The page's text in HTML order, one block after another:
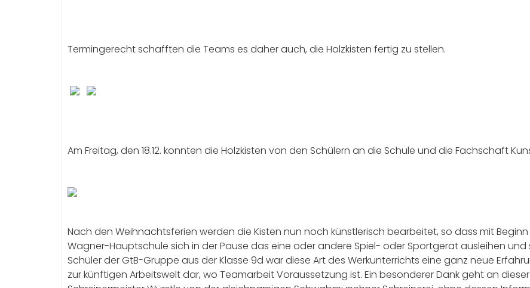
Termingerecht schafften die Teams es daher auch, die Holzkisten fertig zu stellen.
Am Freitag, den 18.12. konnten die Holzkisten von den Schülern an die Schule und die Fachschaft
Nach den Weihnachtsferien werden die Kisten nun noch künstlerisch bearbeitet, so dass mit
Wagner-Hauptschule sich in der Pause das eine oder andere Spiel- oder Sportgerät ausleihen
Schüler der GtB-Gruppe aus der Klasse 9d war diese Art des Werkunterrichts eine ganz neue
zur künftigen Arbeitswelt dar, wo Teamarbeit Voraussetzung ist. Ein besonderer Dank geht an